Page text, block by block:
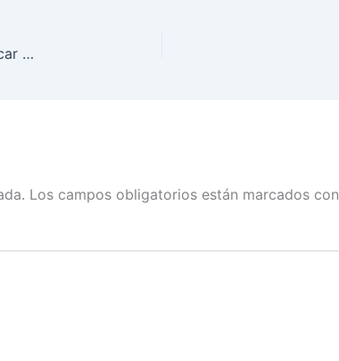
Instala INE Nuevo León Comité de Calidad para certificar Módulos de Atención Ciudadana
Los campos obligatorios están marcados con